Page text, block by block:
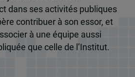
dans ses activités publiques
contribuer à son essor, et
à une équipe aussi
que celle de l’Institut.